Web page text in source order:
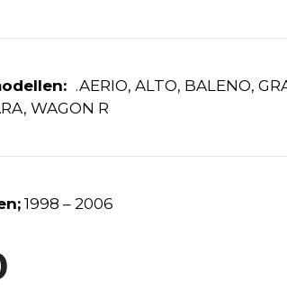
.AERIO, ALTO, BALENO,
WAGON R
1998 – 2006